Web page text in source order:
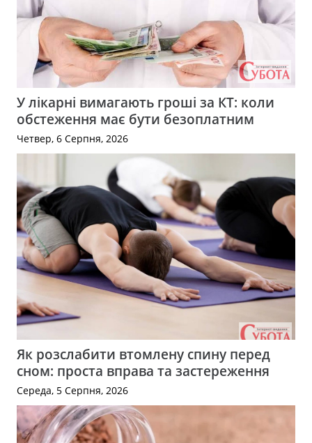
У лікарні вимагають гроші за КТ: коли
обстеження має бути безоплатним
Четвер, 6 Серпня, 2026
Як розслабити втомлену спину перед
сном: проста вправа та застереження
Середа, 5 Серпня, 2026